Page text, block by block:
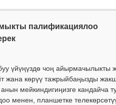
палификациялоо
үйүңүздө чоң айырмачылыкты
жана көрүү тажрыйбаңызды
мейкиндигиңизге кандайча
менен, планшетке